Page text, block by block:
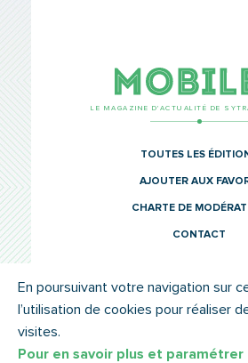
LE MAGAZINE D’ACTUALITÉ DE
TOUTES LES
AJOUTER AUX
CHARTE DE
CONTACT
© SYTRAL MOBILITÉS 2022
En poursuivant votre navigation sur
l’utilisation de cookies pour réaliser
visites.
Pour en savoir plus et paramétrer